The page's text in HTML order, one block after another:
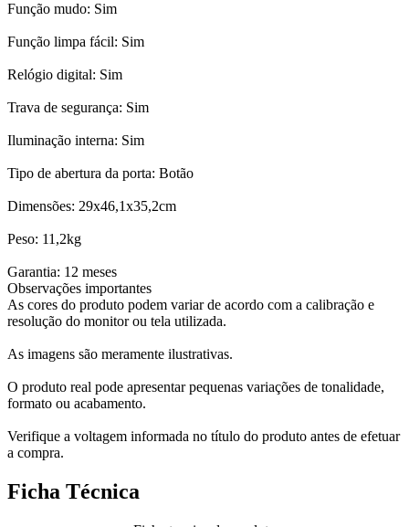
Função mudo: Sim
Função limpa fácil: Sim
Relógio digital: Sim
Trava de segurança: Sim
Iluminação interna: Sim
Tipo de abertura da porta: Botão
Dimensões: 29x46,1x35,2cm
Peso: 11,2kg
Garantia: 12 meses
Observações importantes
As cores do produto podem variar de acordo com a calibração e
resolução do monitor ou tela utilizada.
As imagens são meramente ilustrativas.
O produto real pode apresentar pequenas variações de tonalidade,
formato ou acabamento.
Verifique a voltagem informada no título do produto antes de efetuar
a compra.
Ficha Técnica